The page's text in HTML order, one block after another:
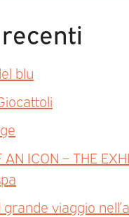
blu
AN ICON – THE
viaggio